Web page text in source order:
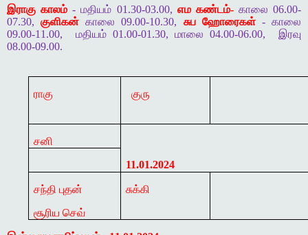
இராகு காலம் - மதியம் 01.30-03.00, எம கண்டம்-காலை 06.00-
07.30,குளிகன் காலை 09.00-10.30, சுப ஹோரைகள்- காலை
09.00-11.00,
மதியம் 01.00-01.30, மாலை 04.00-06.00,
இரவு
08.00-09.00.
ராகு குரு
சனி
11.01.2024
சந்தி புதன்
சூரிய செவ்
சுக்கி